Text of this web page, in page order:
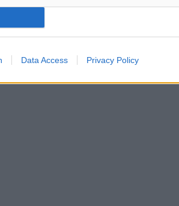
Data Access Privacy Policy